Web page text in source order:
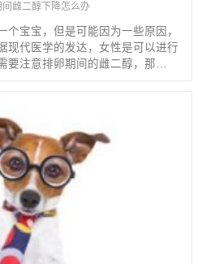
间雌二醇下降怎么办
宝宝，但是可能因为一些原因，
现代医学的发达，女性是可以进行
要注意排卵期间的雌二醇，那…